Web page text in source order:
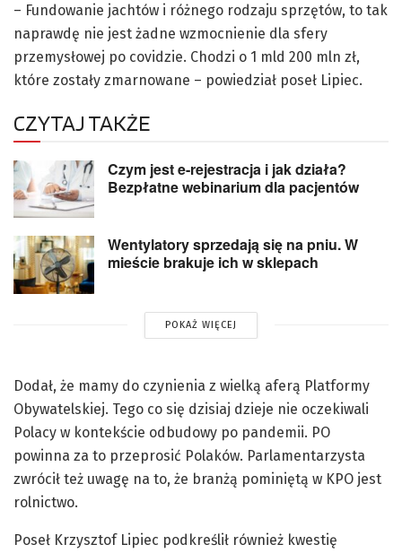
– Fundowanie jachtów i różnego rodzaju sprzętów, to tak
naprawdę nie jest żadne wzmocnienie dla sfery
przemysłowej po covidzie. Chodzi o 1 mld 200 mln zł,
które zostały zmarnowane – powiedział poseł Lipiec.
CZYTAJ TAKŻE
Czym jest e-rejestracja i jak działa?
Bezpłatne webinarium dla pacjentów
Wentylatory sprzedają się na pniu. W
mieście brakuje ich w sklepach
POKAŻ WIĘCEJ
Dodał, że mamy do czynienia z wielką aferą Platformy
Obywatelskiej. Tego co się dzisiaj dzieje nie oczekiwali
Polacy w kontekście odbudowy po pandemii. PO
powinna za to przeprosić Polaków. Parlamentarzysta
zwrócił też uwagę na to, że branżą pominiętą w KPO jest
rolnictwo.
Poseł Krzysztof Lipiec podkreślił również kwestię